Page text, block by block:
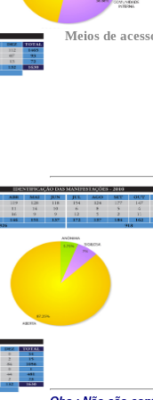
Meios de